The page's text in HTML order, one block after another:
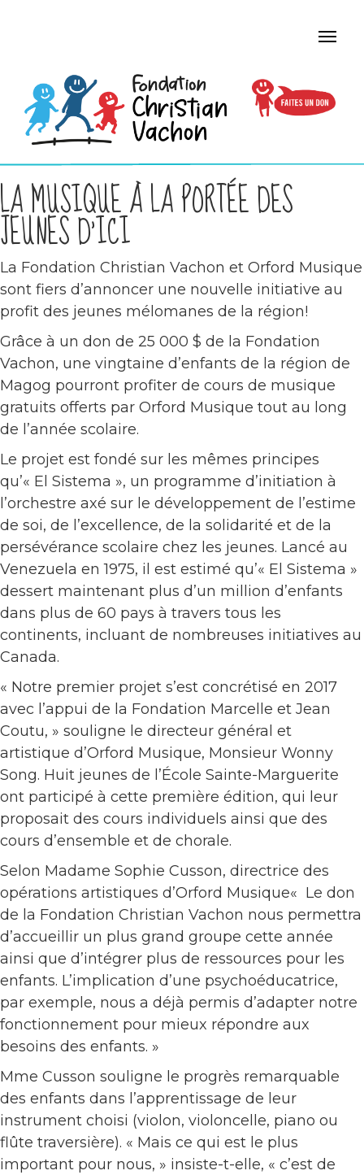
LA MUSIQUE À LA PORTÉE DES
JEUNES D’ICI
La Fondation Christian Vachon et Orford Musique
sont fiers d’annoncer une nouvelle initiative au
profit des jeunes mélomanes de la région!
Grâce à un don de 25 000 $ de la Fondation
Vachon, une vingtaine d’enfants de la région de
Magog pourront profiter de cours de musique
gratuits offerts par Orford Musique tout au long
de l’année scolaire.
Le projet est fondé sur les mêmes principes
qu’« El Sistema », un programme d’initiation à
l’orchestre axé sur le développement de l’estime
de soi, de l’excellence, de la solidarité et de la
persévérance scolaire chez les jeunes. Lancé au
Venezuela en 1975, il est estimé qu’« El Sistema »
dessert maintenant plus d’un million d’enfants
dans plus de 60 pays à travers tous les
continents, incluant de nombreuses initiatives au
Canada.
« Notre premier projet s’est concrétisé en 2017
avec l’appui de la Fondation Marcelle et Jean
Coutu, » souligne le directeur général et
artistique d’Orford Musique, Monsieur Wonny
Song. Huit jeunes de l’École Sainte-Marguerite
ont participé à cette première édition, qui leur
proposait des cours individuels ainsi que des
cours d’ensemble et de chorale.
Selon Madame Sophie Cusson, directrice des
opérations artistiques d’Orford Musique« Le don
de la Fondation Christian Vachon nous permettra
d’accueillir un plus grand groupe cette année
ainsi que d’intégrer plus de ressources pour les
enfants. L’implication d’une psychoéducatrice,
par exemple, nous a déjà permis d’adapter notre
fonctionnement pour mieux répondre aux
besoins des enfants. »
Mme Cusson souligne le progrès remarquable
des enfants dans l’apprentissage de leur
instrument choisi (violon, violoncelle, piano ou
flûte traversière). « Mais ce qui est le plus
important pour nous, » insiste-t-elle, « c’est de